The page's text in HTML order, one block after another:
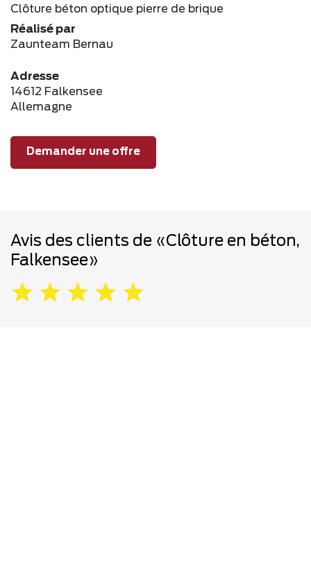
Clôture béton optique pierre de brique
Réalisé par
Zaunteam Bernau
Adresse
14612 Falkensee
Allemagne
Demander une offre
Avis des clients de «Clôture en béton,
Falkensee»